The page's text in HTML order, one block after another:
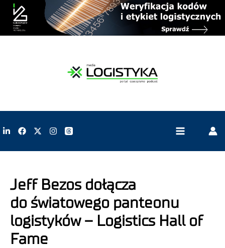
Jeff Bezos dołącza
do światowego panteonu
logistyków – Logistics Hall of
Fame